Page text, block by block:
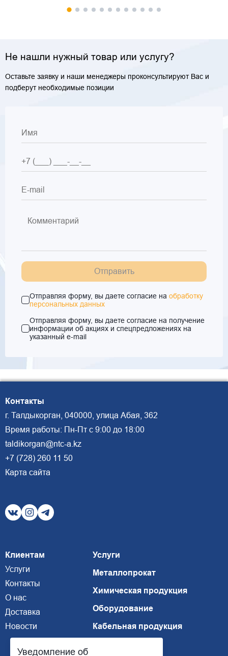
Не нашли нужный товар или услугу?
Оставьте заявку и наши менеджеры проконсультируют Вас и
подберут необходимые позиции
Отправить
Отправляя форму, вы даете согласие на обработку
персональных данных
Отправляя форму, вы даете согласие на получение
информации об акциях и спецпредложениях на
указанный e-mail
Контакты
г. Талдыкорган, 040000, улица Абая, 362
Время работы: Пн-Пт с 9:00 до 18:00
taldikorgan@ntc-a.kz
+7 (728) 260 11 50
Карта сайта
Клиентам
Услуги
Контакты
О нас
Доставка
Новости
Услуги
Металлопрокат
Химическая продукция
Оборудование
Кабельная продукция
Уведомление об